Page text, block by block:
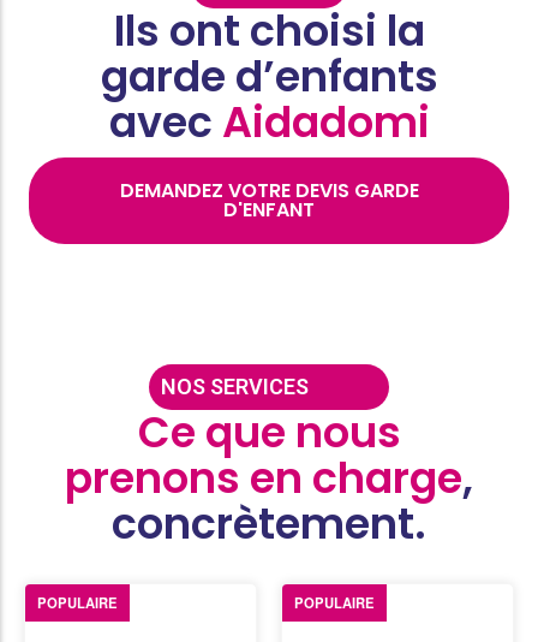
Ils ont choisi la
garde d’enfants
avec Aidadomi
DEMANDEZ VOTRE DEVIS GARDE
D'ENFANT
NOS SERVICES
Ce que nous
prenons en charge,
concrètement.
POPULAIRE POPULAIRE